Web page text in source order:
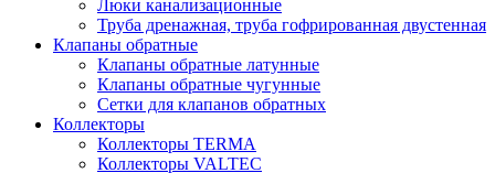
Люки канализационные
Труба дренажная, труба гофрированная двустенная
Клапаны обратные
Клапаны обратные латунные
Клапаны обратные чугунные
Сетки для клапанов обратных
Коллекторы
Коллекторы TERMA
Коллекторы VALTEC